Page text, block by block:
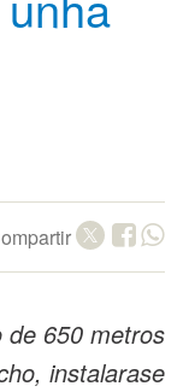
de 650 metros
instalarase